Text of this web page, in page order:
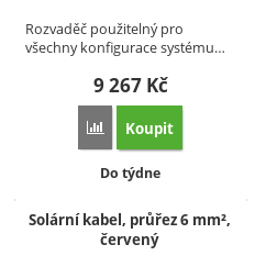
Rozvaděč použitelný pro
všechny konfigurace systému…
9 267 Kč
Porovnat
Koupit
Dostupnost:
Do týdne
Solární kabel, průřez 6 mm²,
červený